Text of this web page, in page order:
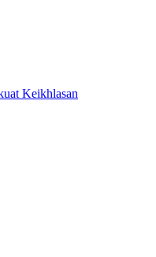
Keikhlasan